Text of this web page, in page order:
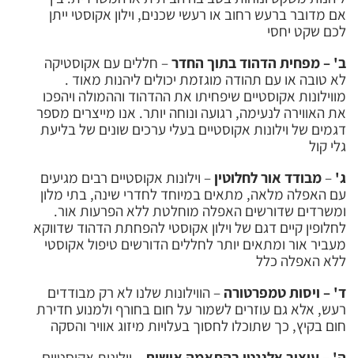
אם מדובר ברעש רחוב או רעשי שכנים, וילון אקוסטי ייתן
לכם שקט יחסי
ב' – מפחית הדהוד בתוך החדר– חללים עם אקוסטיקה
לא טובה או עם תהודה מוגזמת יכולים ליהנות מאוד .
מווילונות אקוסטיים שיפחיתו את ההדהוד וההמולה ויהפכו
את האווירה לנעימה, רגועה ונוחה יותר. אנו מייצרים מספר
דגמים של וילונות אקוסטיים בעלי ערכים שונים של בליעת
גלי קול
ג' –מבודד אור לחלוטין – וילונות אקוסטיים רבים מגיעים
עם האפלה מלאה, מתאים במיוחד לחדרי שינה, בתי מלון
ומשרדים שדורשים האפלה מוחלטת ללא הפרעות אור.
לחלופין קיים דגם של וילון אקוסטי להפחתת הדהוד שדווקא
מעביר אור ומתאים יותר לחללים הדורשים טיפול אקוסטי
ללא האפלה כלל
ד' – ויסות טמפרטורה – הווילונות שלנו לא רק מבודדים
רעש, אלא גם עוזרים לשמור על חום בחורף ולמנוע חדירת
חום בקיץ, כך שתוכלו לחסוך בעלויות מיזוג אוויר והסקה